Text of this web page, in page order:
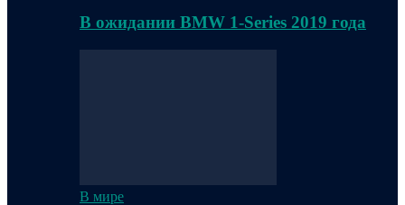
В ожидании BMW 1-Series 2019 года
В мире